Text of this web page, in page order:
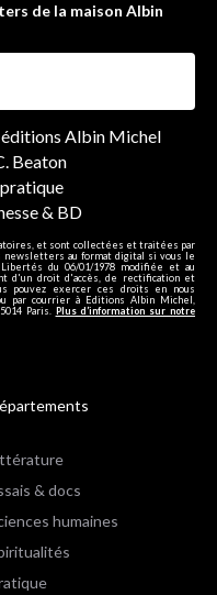
de la maison Albin
éditions Albin Michel
Beaton
pratique
& BD
et sont collectées et traitées par
newsletters au format digital si vous le
du 06/01/1978 modifiée et au
d'un droit d'accès, de rectification et
pouvez exercer ces droits en nous
par courrier à Editions Albin Michel,
Paris. Plus d’information sur notre
& docs
humaines